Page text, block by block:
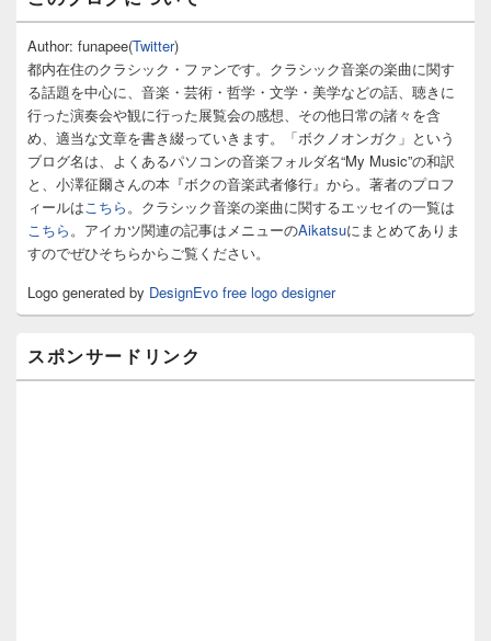
ン
サ
イ
バ
ー
ウ
ィ
ト
エ
ア
Author: funapee(Twitter)
都内在住のクラシック・ファンです。クラシック音楽の楽曲に関す
る話題を中心に、音楽・芸術・哲学・文学・美学などの話、聴きに
行った演奏会や観に行った展覧会の感想、その他日常の諸々を含
め、適当な文章を書き綴っていきます。「ボクノオンガク」という
ブログ名は、よくあるパソコンの音楽フォルダ名“My Music”の和訳
と、小澤征爾さんの本『ボクの音楽武者修行』から。著者のプロフ
ィールは こちら 。クラシック音楽の楽曲に関するエッセイの一覧は
こちら 。アイカツ関連の記事はメニューのAikatsuにまとめてありま
すのでぜひそちらからご覧ください。
Logo generated by DesignEvo free logo designer
スポンサードリンク